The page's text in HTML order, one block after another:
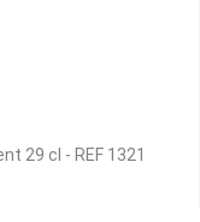
29 cl - REF 1321